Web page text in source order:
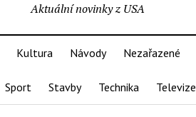
Aktuální novinky z USA
Kultura Návody Nezařazené
Sport Stavby Technika Televize